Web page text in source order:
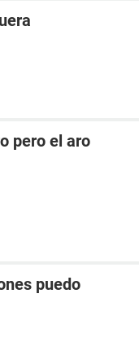
pero el aro
puedo